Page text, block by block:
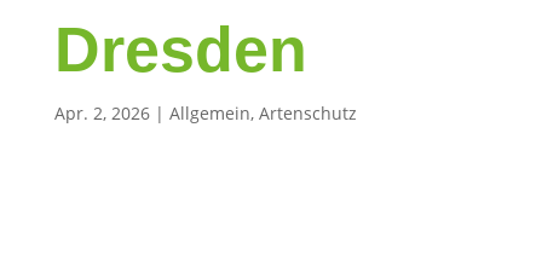
Dresden
Apr. 2, 2026| Allgemein, Artenschutz